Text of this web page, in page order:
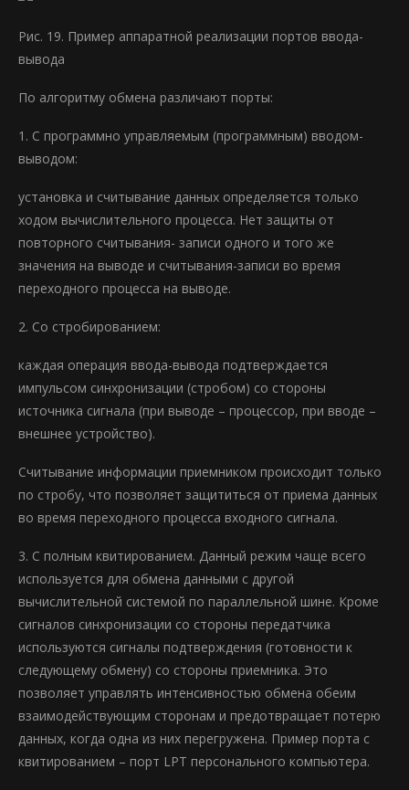
Рис. 19. Пример аппаратной реализации портов ввода-
вывода
По алгоритму обмена различают порты:
1. С программно управляемым (программным) вводом-
выводом:
установка и считывание данных определяется только
ходом вычислительного процесса. Нет защиты от
повторного считывания- записи одного и того же
значения на выводе и считывания-записи во время
переходного процесса на выводе.
2. Со стробированием:
каждая операция ввода-вывода подтверждается
импульсом синхронизации (стробом) со стороны
источника сигнала (при выводе – процессор, при вводе –
внешнее устройство).
Считывание информации приемником происходит только
по стробу, что позволяет защититься от приема данных
во время переходного процесса входного сигнала.
3. С полным квитированием. Данный режим чаще всего
используется для обмена данными с другой
вычислительной системой по параллельной шине. Кроме
сигналов синхронизации со стороны передатчика
используются сигналы подтверждения (готовности к
следующему обмену) со стороны приемника. Это
позволяет управлять интенсивностью обмена обеим
взаимодействующим сторонам и предотвращает потерю
данных, когда одна из них перегружена. Пример порта с
квитированием – порт LPT персонального компьютера.